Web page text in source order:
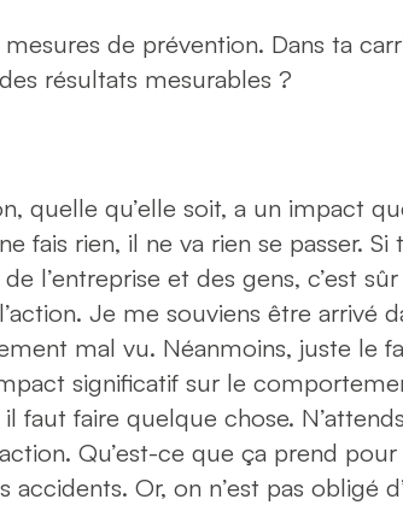
mesures de prévention. Dans ta
résultats mesurables ?
quelle qu’elle soit, a un impact
fais rien, il ne va rien se passer.
l’entreprise et des gens, c’est
Je me souviens être arrivé
mal vu. Néanmoins, juste le
significatif sur le
faire quelque chose.
Qu’est-ce que ça prend pour
Or, on n’est pas obligé